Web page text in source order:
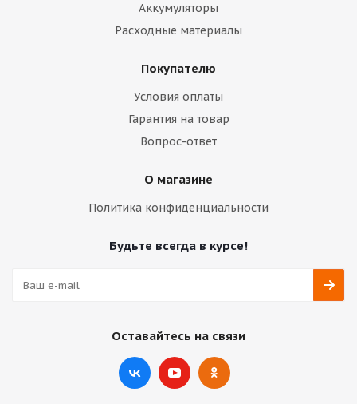
Аккумуляторы
Расходные материалы
Покупателю
Условия оплаты
Гарантия на товар
Вопрос-ответ
О магазине
Политика конфиденциальности
Будьте всегда в курсе!
Оставайтесь на связи